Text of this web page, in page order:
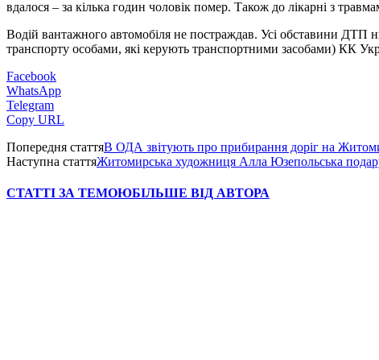
вдалося – за кілька годин чоловік помер. Також до лікарні з
Водій вантажного автомобіля не постраждав. Усі обставини ДТП
транспорту особами, які керують транспортними засобами) КК
Facebook
WhatsApp
Telegram
Copy URL
Попередня статтяВ ОДА звітують про прибирання доріг на
Наступна статтяЖитомирська художниця Алла Юзепольська
СТАТТІ ЗА ТЕМОЮБІЛЬШЕ ВІД АВТОРА